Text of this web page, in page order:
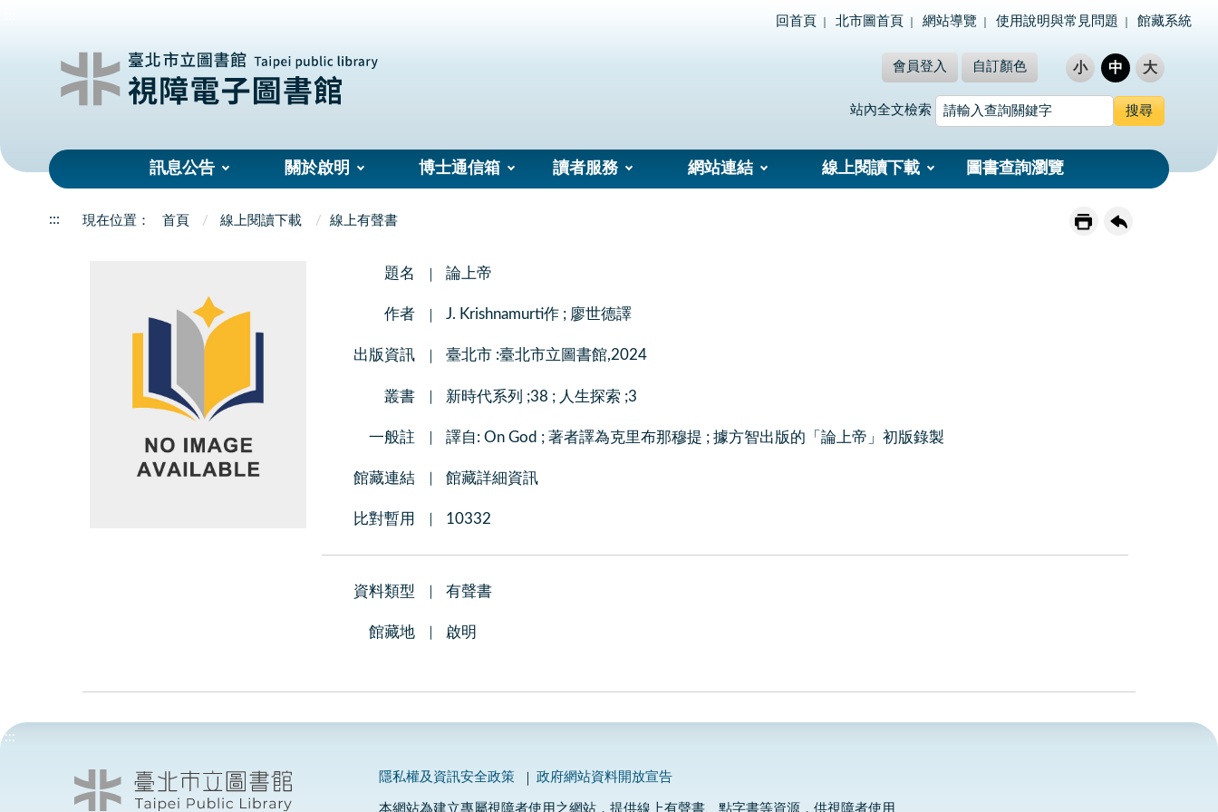
回首頁 北市圖首頁 網站導覽 使用說明與常見問題 館藏系統
會員登入 自訂顏色 小 中 大
站內全文檢索
訊息公告 關於啟明 博士通信箱 讀者服務 網站連結 線上閱讀下載 圖書查詢瀏覽
::: 首頁 線上閱讀下載 線上有聲書
題名 論上帝
作者 J. Krishnamurti作 ; 廖世德譯
出版資訊 臺北市 :臺北市立圖書館,2024
叢書 新時代系列 ;38 ; 人生探索 ;3
一般註 譯自: On God ; 著者譯為克里布那穆提 ; 據方智出版的「論上帝」初版錄製
館藏連結 館藏詳細資訊
比對暫用 10332
資料類型 有聲書
館藏地 啟明
:::
隱私權及資訊安全政策 政府網站資料開放宣告
本網站為建立專屬視障者使用之網站，提供線上有聲書、點字書等資源，供視障者使用